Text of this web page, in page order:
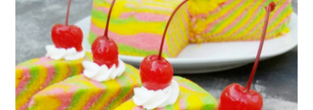
a
n
g
K
e
j
N
e
g
a
r
a